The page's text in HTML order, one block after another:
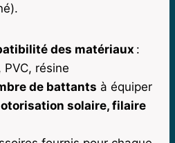
des matériaux :
résine
de battants à équiper
solaire, filaire